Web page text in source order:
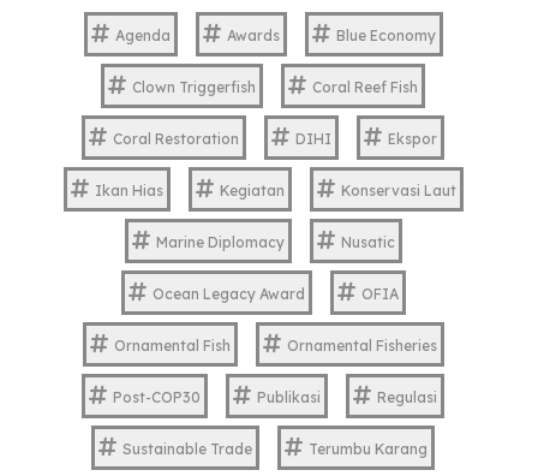
Agenda Awards Blue Economy
Clown Triggerfish Coral Reef Fish
Coral Restoration DIHI Ekspor
Ikan Hias Kegiatan Konservasi Laut
Marine Diplomacy Nusatic
Ocean Legacy Award OFIA
Ornamental Fish Ornamental Fisheries
Post-COP30 Publikasi Regulasi
Sustainable Trade Terumbu Karang